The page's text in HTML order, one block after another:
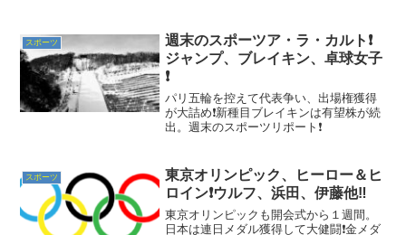
スポーツ
週末のスポーツア・ラ・カルト❗
ジャンプ、ブレイキン、卓球女子
❗
パリ五輪を控えて代表争い、出場権獲得
が大詰め❗新種目ブレイキンは有望株が続
出。週末のスポーツリポート❗
スポーツ
東京オリンピック、ヒーロー＆ヒ
ロイン❗ウルフ、浜田、伊藤他‼️
東京オリンピックも開会式から１週間。
日本は連日メダル獲得して大健闘❗金メダ